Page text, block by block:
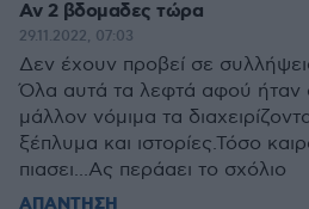
Αν 2 βδομαδες τώρα
29.11.2022, 07:03
Δεν έχουν προβεί σε
Όλα αυτά τα λεφτά αφού ήταν
μάλλον νόμιμα τα
ξέπλυμα και ιστορίες.Τόσο
πιασει...Ας περάαει το σχόλιο
ΑΠΑΝΤΗΣΗ